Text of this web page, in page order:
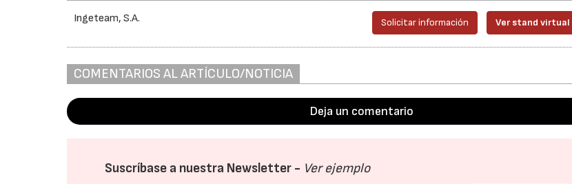
Ingeteam, S.A. Solicitar información Ver stand virtual
COMENTARIOS AL ARTÍCULO/NOTICIA
Deja un comentario
Suscríbase a nuestra Newsletter - Ver ejemplo